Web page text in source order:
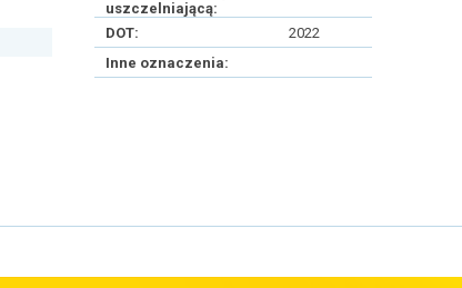
uszczelniającą:
DOT:
2022
Inne oznaczenia: